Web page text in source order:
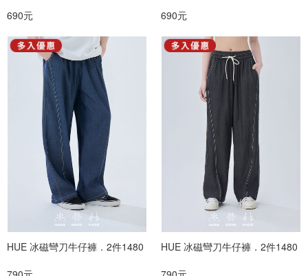
690元
690元
HUE 冰磁彎刀牛仔褲．2件1480
HUE 冰磁彎刀牛仔褲．2件1480